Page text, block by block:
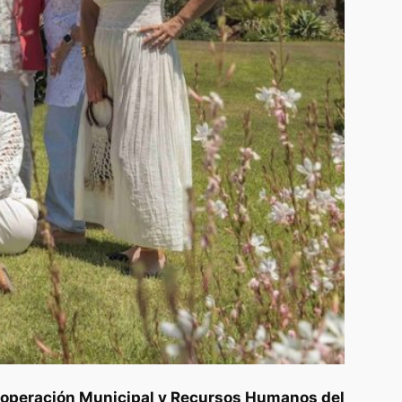
Municipal y Recursos Humanos del